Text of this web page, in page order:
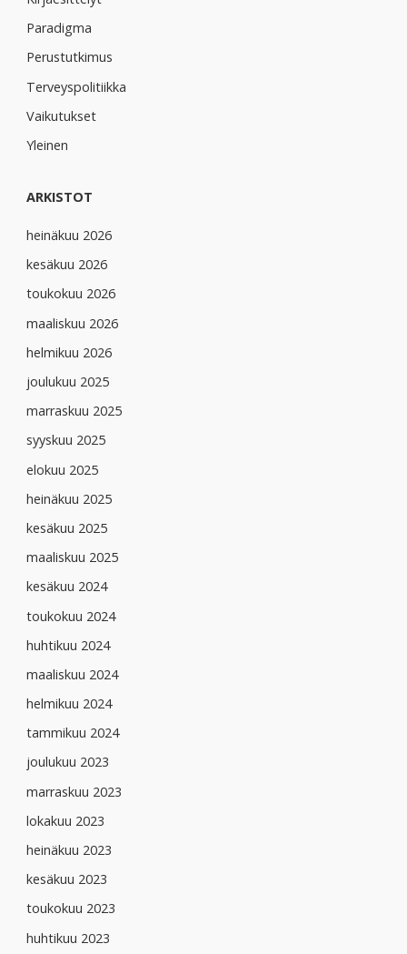
Paradigma
Perustutkimus
Terveyspolitiikka
Vaikutukset
Yleinen
ARKISTOT
heinäkuu 2026
kesäkuu 2026
toukokuu 2026
maaliskuu 2026
helmikuu 2026
joulukuu 2025
marraskuu 2025
syyskuu 2025
elokuu 2025
heinäkuu 2025
kesäkuu 2025
maaliskuu 2025
kesäkuu 2024
toukokuu 2024
huhtikuu 2024
maaliskuu 2024
helmikuu 2024
tammikuu 2024
joulukuu 2023
marraskuu 2023
lokakuu 2023
heinäkuu 2023
kesäkuu 2023
toukokuu 2023
huhtikuu 2023